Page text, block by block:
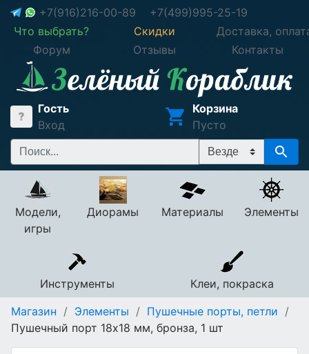
+7(916)216-00-89
+7(499)995-25-19
Что выбрать?
Скидки
Доставка,
Форум
Отзывы Контакты
Гость
Вход
Корзина
Пусто
Модели,
игры
Диорамы Материалы Элементы
Инструменты
Клеи, покраска
Магазин / Элементы / Пушечные порты, петли /
Пушечный порт 18х18 мм, бронза, 1 шт